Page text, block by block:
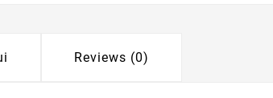
Reviews (0)